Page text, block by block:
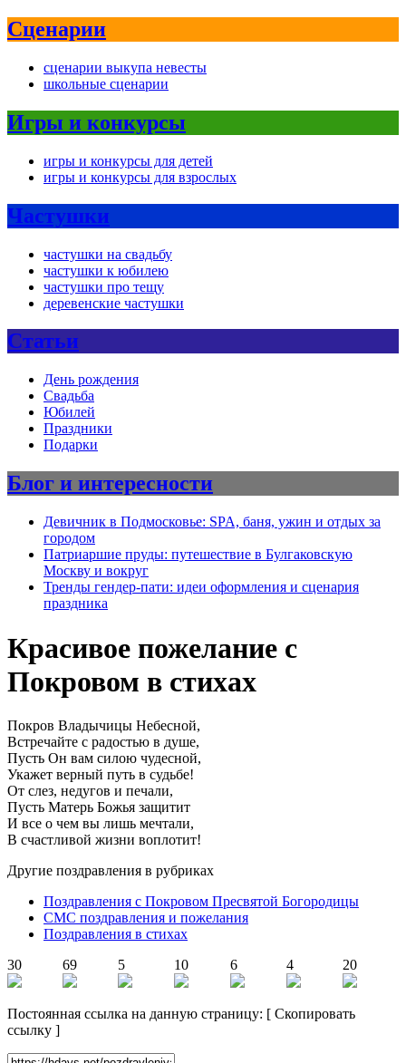
Сценарии
сценарии выкупа невесты
школьные сценарии
Игры и конкурсы
игры и конкурсы для детей
игры и конкурсы для взрослых
Частушки
частушки на свадьбу
частушки к юбилею
частушки про тещу
деревенские частушки
Статьи
День рождения
Свадьба
Юбилей
Праздники
Подарки
Блог и интересности
Девичник в Подмосковье: SPA, баня, ужин и отдых за
городом
Патриаршие пруды: путешествие в Булгаковскую
Москву и вокруг
Тренды гендер-пати: идеи оформления и сценария
праздника
Красивое пожелание с
Покровом в стихах
Покров Владычицы Небесной,
Встречайте с радостью в душе,
Пусть Он вам силою чудесной,
Укажет верный путь в судьбе!
От слез, недугов и печали,
Пусть Матерь Божья защитит
И все о чем вы лишь мечтали,
В счастливой жизни воплотит!
Другие поздравления в рубриках
Поздравления с Покровом Пресвятой Богородицы
СМС поздравления и пожелания
Поздравления в стихах
30
69 5 10 6 4 20
Постоянная ссылка на данную страницу: [ Скопировать
ссылку ]